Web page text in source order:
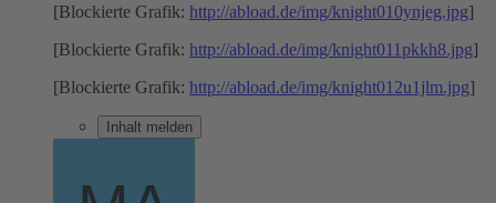
[Blockierte Grafik: http://abload.de/img/knight010ynjeg.jpg]
[Blockierte Grafik: http://abload.de/img/knight011pkkh8.jpg]
[Blockierte Grafik: http://abload.de/img/knight012u1jlm.jpg]
Inhalt melden